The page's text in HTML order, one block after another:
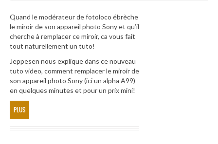
Quand le modérateur de fotoloco ébrèche
le miroir de son appareil photo Sony et qu’il
cherche à remplacer ce miroir, ca vous fait
tout naturellement un tuto!
Jeppesen nous explique dans ce nouveau
tuto video, comment remplacer le miroir de
son appareil photo Sony (ici un alpha A99)
en quelques minutes et pour un prix mini!
PLUS